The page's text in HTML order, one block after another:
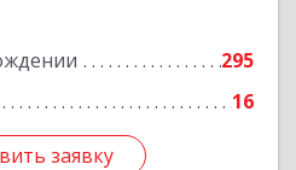
295
16
заявку
заявку